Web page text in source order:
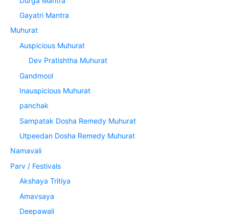
Gayatri Mantra
Muhurat
Auspicious Muhurat
Dev Pratishtha Muhurat
Gandmool
Inauspicious Muhurat
panchak
Sampatak Dosha Remedy Muhurat
Utpeedan Dosha Remedy Muhurat
Namavali
Parv / Festivals
Akshaya Tritiya
Amavsaya
Deepawali